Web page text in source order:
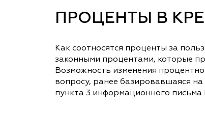
ПРОЦЕНТЫ В
Как соотносятся проценты за
законными процентами, которые
Возможность изменения
вопросу, ранее базировавшаяся
пункта 3 информационного